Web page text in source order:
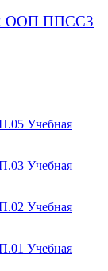
ООП ППССЗ
Учебная
Учебная
Учебная
Учебная